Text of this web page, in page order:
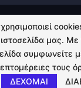
ΑΠΟΡΡΗΤΟΥ
Kingsport.gr. All
μας.
συμφωνείτε
τους
ΔΕΧΟΜΑΙ